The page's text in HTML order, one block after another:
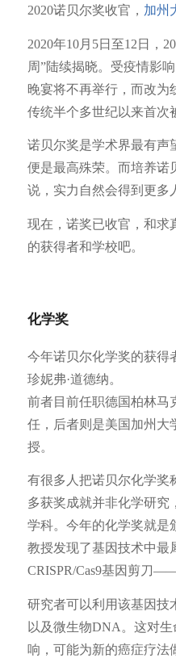
2020诺贝尔奖收官， 加州
2020年10月5日至12日，
周”陆续揭晓。受疫情影
晚宴将不再举行，而改为
传统半个多世纪以来首次
诺贝尔奖是学术界最有声
便是最高殊荣。而培养诺
说，实力自然会得到更多
现在，诺奖已收官，和求
的获得者和学校吧。
化学奖
今年诺贝尔化学奖的获得
珍妮弗·道德纳。
前者目前任职德国柏林马
任，后者则是美国加州大
授。
有很多人把诺贝尔化学奖
多获奖成就并非化学研究
学科。今年的化学奖就是
教授发现了基因技术中最
CRISPR/Cas9基因剪刀
研究者可以利用该基因技
以及微生物DNA。这对
响，可能为新的癌症疗法